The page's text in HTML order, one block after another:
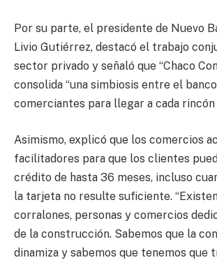
Por su parte, el presidente de Nuevo
Livio Gutiérrez, destacó el trabajo
sector privado y señaló que “Chaco
consolida “una simbiosis entre el
comerciantes para llegar a cada rincón
Asimismo, explicó que los comercios
facilitadores para que los clientes
crédito de hasta 36 meses, incluso
la tarjeta no resulte suficiente.
corralones, personas y comercios
de la construcción. Sabemos que la
dinamiza y sabemos que tenemos que